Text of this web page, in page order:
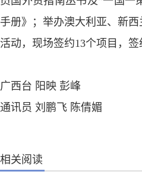
手册》；举办澳大利亚、新
活动，现场签约13个项目，签
广西台 阳映 彭峰
通讯员 刘鹏飞 陈倩媚
相关阅读